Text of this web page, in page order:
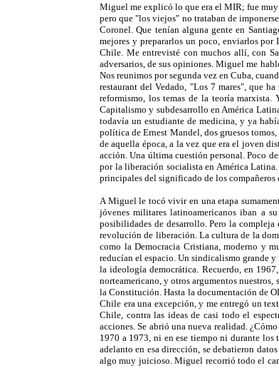
Miguel me explicó lo que era el MIR; fue muy
pero que "los viejos" no trataban de
Coronel. Que tenían alguna gente en
mejores y prepararlos un poco, enviarlos
Chile. Me entrevisté con muchos allí, con
adversarios, de sus opiniones. Miguel me
Nos reunimos por segunda vez en Cuba,
restaurant del Vedado, "Los 7 mares", que
reformismo, los temas de la teoría
Capitalismo y subdesarrollo en América
todavía un estudiante de medicina, y ya
política de Ernest Mandel, dos gruesos
de aquella época, a la vez que era el joven
acción. Una última cuestión personal. Poco
por la liberación socialista en América Latina.
principales del significado de los compañeros
A Miguel le tocó vivir en una etapa
jóvenes militares latinoamericanos iban a
posibilidades de desarrollo. Pero la
revolución de liberación. La cultura de la
como la Democracia Cristiana, moderno y
reducían el espacio. Un sindicalismo grande
la ideología democrática. Recuerdo, en
norteamericano, y otros argumentos
la Constitución. Hasta la documentación de
Chile era una excepción, y me entregó un
Chile, contra las ideas de casi todo el
acciones. Se abrió una nueva realidad.
1970 a 1973, ni en ese tiempo ni durante los
adelanto en esa dirección, se debatieron
algo muy juicioso. Miguel recorrió todo el